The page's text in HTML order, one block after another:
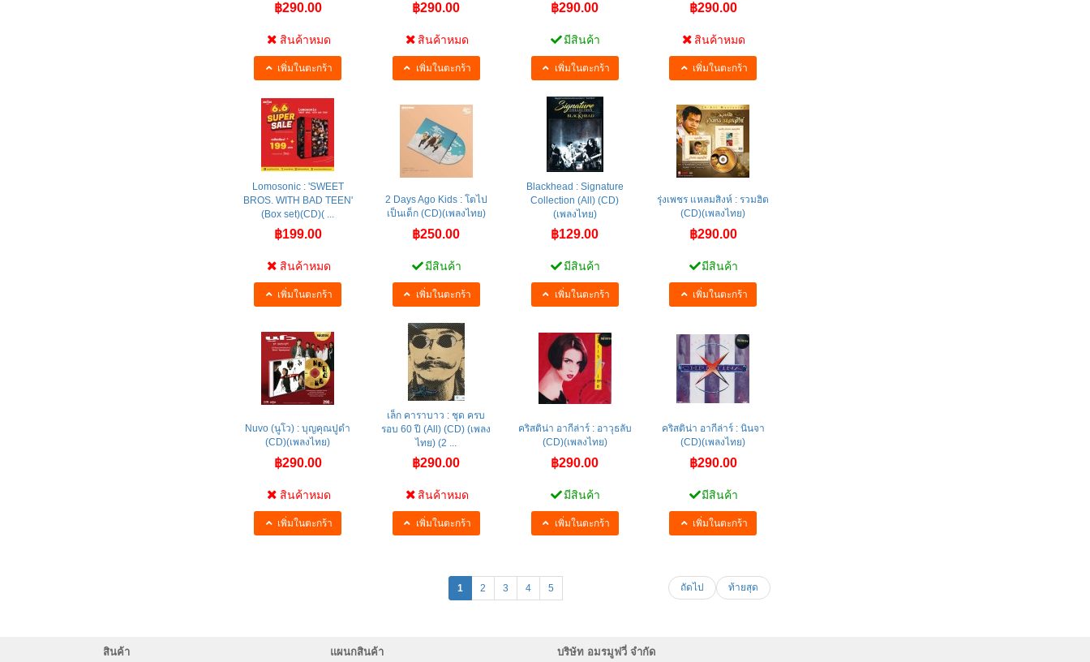
฿290.00
สินค้าหมด
เพิ่มในตะกร้า
฿290.00
สินค้าหมด
เพิ่มในตะกร้า
฿290.00
มีสินค้า
เพิ่มในตะกร้า
฿290.00
สินค้าหมด
เพิ่มในตะกร้า
Lomosonic : 'SWEET
BROS. WITH BAD TEEN'
(Box set)(CD)( ...
฿199.00
สินค้าหมด
เพิ่มในตะกร้า
2 Days Ago Kids : โตไป
เป็นเด็ก (CD)(เพลงไทย)
฿250.00
มีสินค้า
เพิ่มในตะกร้า
Blackhead : Signature
Collection (All) (CD)
(เพลงไทย)
฿129.00
มีสินค้า
เพิ่มในตะกร้า
รุ่งเพชร แหลมสิงห์ : รวมฮิต
(CD)(เพลงไทย)
฿290.00
มีสินค้า
เพิ่มในตะกร้า
Nuvo (นูโว) : บุญคุณปูดำ
(CD)(เพลงไทย)
฿290.00
สินค้าหมด
เพิ่มในตะกร้า
เล็ก คาราบาว : ชุด ครบ
รอบ 60 ปี (All) (CD) (เพลง
ไทย) (2 ...
฿290.00
สินค้าหมด
เพิ่มในตะกร้า
คริสติน่า อากีล่าร์ : อาวุธลับ
(CD)(เพลงไทย)
฿290.00
มีสินค้า
เพิ่มในตะกร้า
คริสติน่า อากีล่าร์ : นินจา
(CD)(เพลงไทย)
฿290.00
มีสินค้า
เพิ่มในตะกร้า
1 2 3 4 5 ถัดไป ท้ายสุด
สินค้า แผนกสินค้า บริษัท อมรมูฟวี่ จำกัด